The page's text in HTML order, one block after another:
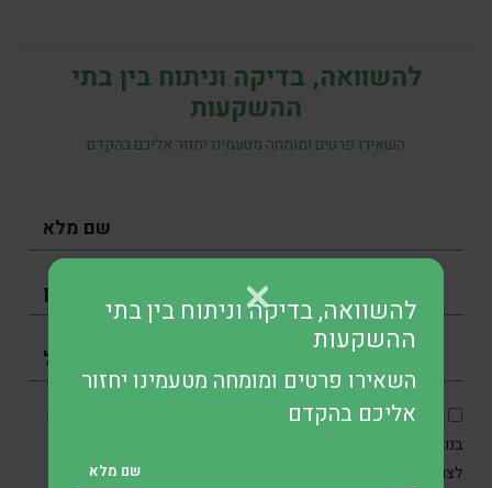
להשוואה, בדיקה וניתוח בין בתי
ההשקעות
השאירו פרטים ומומחה מטעמינו יחזור אליכם בהקדם
אני מסכים/ה כי SKN תיצור איתי קשר בטלפון, בדוא״ל ובוואטסאפ
בנוגע לפנייתי, וכן מאשר/ת את איסוף והשימוש במידע האישי שלי
לצורכי תקשורת ושירות בהתאם ל
מדיניות הפרטיות.
להשוואה, בדיקה וניתוח בין בתי
ההשקעות
השאירו פרטים ומומחה מטעמינו יחזור
אליכם בהקדם